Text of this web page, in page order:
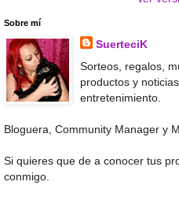
Sobre mí
SuerteciK
Sorteos, regalos,
productos y
entretenimiento.
Bloguera, Community Manager y
Si quieres que de a conocer tus
conmigo.